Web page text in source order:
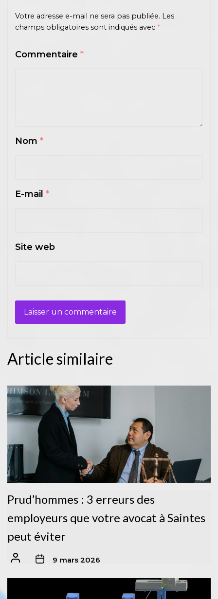
Votre adresse e-mail ne sera pas publiée. Les
champs obligatoires sont indiqués avec *
Commentaire *
Nom *
E-mail *
Site web
Article similaire
Prud’hommes : 3 erreurs des
employeurs que votre avocat à Saintes
peut éviter
9 mars 2026